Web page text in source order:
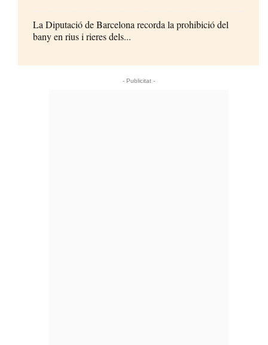
La Diputació de Barcelona recorda la prohibició del
bany en rius i rieres dels...
- Publicitat -